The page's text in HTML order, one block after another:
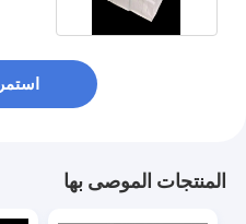
استمر
المنتجات الموصى بها